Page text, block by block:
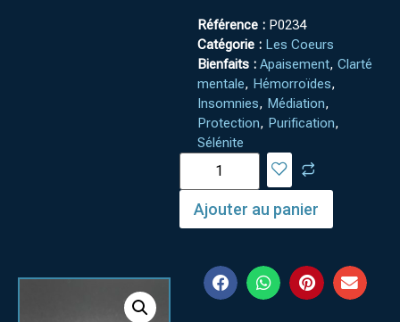
Référence : P0234
Catégorie : Les Coeurs
Bienfaits : Apaisement, Clarté
mentale, Hémorroïdes,
Insomnies, Médiation,
Protection, Purification,
Sélénite
Ajouter au panier